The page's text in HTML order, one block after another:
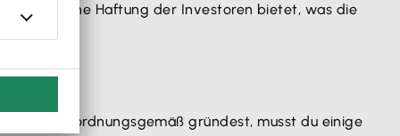
ohne Haftung der Investoren bietet, was die
GmbH ordnungsgemäß gründest, musst du einige